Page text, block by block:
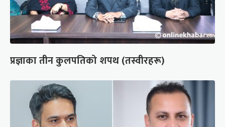
प्रज्ञाका तीन कुलपतिको शपथ (तस्वीरहरू)